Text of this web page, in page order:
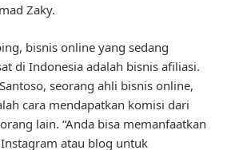
Zaky.
bisnis online yang sedang
di Indonesia adalah bisnis afiliasi.
seorang ahli bisnis online,
cara mendapatkan komisi dari
lain. “Anda bisa memanfaatkan
atau blog untuk